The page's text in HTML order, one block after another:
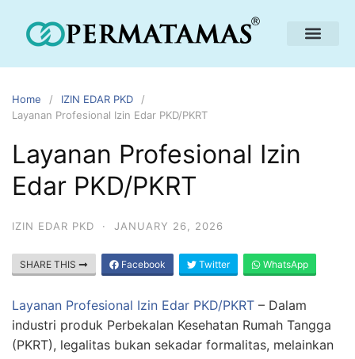
Home
IZIN EDAR PKD
Layanan Profesional Izin Edar PKD/PKRT
Layanan Profesional Izin
Edar PKD/PKRT
IZIN EDAR PKD · JANUARY 26, 2026
SHARE THIS Facebook Twitter WhatsApp
Layanan Profesional Izin Edar PKD/PKRT – Dalam
industri produk Perbekalan Kesehatan Rumah Tangga
(PKRT), legalitas bukan sekadar formalitas, melainkan